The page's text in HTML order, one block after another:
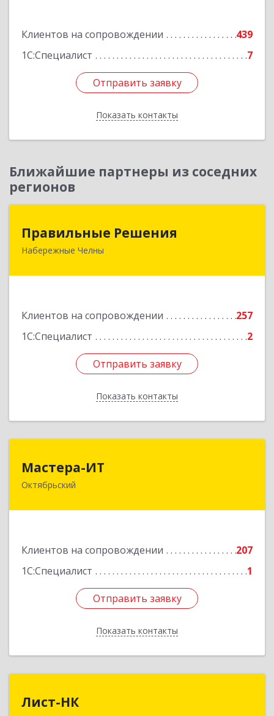
Клиентов на сопровождении
439
1С:Специалист
7
Отправить заявку
Показать контакты
Отправить заявку
Назад
Ближайшие партнеры из соседних
регионов
Правильные Решения
Набережные Челны
Клиентов на сопровождении
257
1С:Специалист
2
Отправить заявку
Показать контакты
423832, Татарстан Респ, Набережные Челны г,
Отправить заявку
Назад
Мастера-ИТ
Октябрьский
Клиентов на сопровождении
207
1С:Специалист
1
Отправить заявку
Показать контакты
452607, Башкортостан Респ, Октябрьский г,
Отправить заявку
Назад
Лист-НК